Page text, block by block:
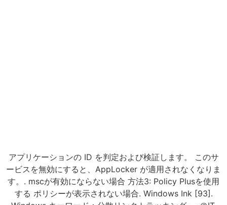
アプリケーションの ID を判定および検証します。 このサ
ービスを無効にすると、AppLocker が適用されなくなりま
す。. mscが有効にならない場合 方法3: Policy Plusを使用
する ポリシーが表示されない場合. Windows Ink [93].